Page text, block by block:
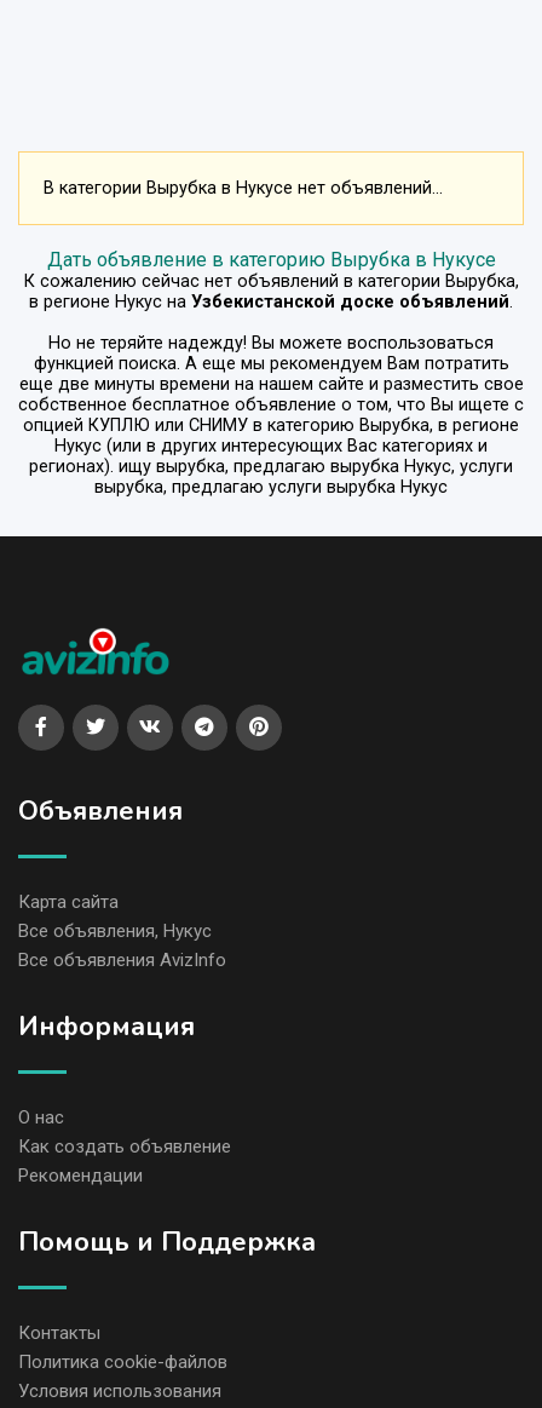
В категории Вырубка в Нукусе нет объявлений...
Дать объявление в категорию Вырубка в Нукусе
К сожалению сейчас нет объявлений в категории Вырубка,
в регионе Нукус на Узбекистанской доске объявлений.
Но не теряйте надежду! Вы можете воспользоваться
функцией поиска. А еще мы рекомендуем Вам потратить
еще две минуты времени на нашем сайте и разместить свое
собственное бесплатное объявление о том, что Вы ищете с
опцией КУПЛЮ или СНИМУ в категорию Вырубка, в регионе
Нукус (или в других интересующих Вас категориях и
регионах). ищу вырубка, предлагаю вырубка Нукус, услуги
вырубка, предлагаю услуги вырубка Нукус
Объявления
Карта сайта
Все объявления, Нукус
Все объявления AvizInfo
Информация
О нас
Как создать объявление
Рекомендации
Помощь и Поддержка
Контакты
Политика cookie-файлов
Условия использования